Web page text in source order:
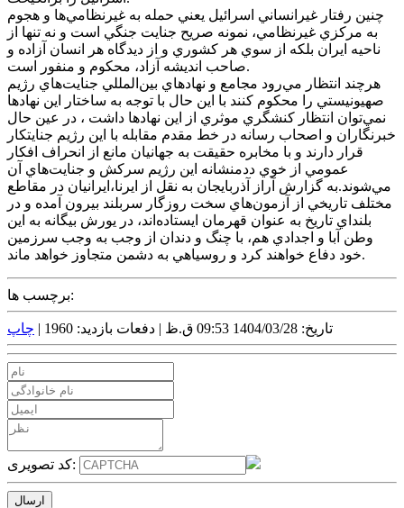
چنين رفتار غيرانساني اسرائيل يعني حمله به غيرنظامي‌ها و هجوم
به مرکزي غيرنظامي، نمونه صريح جنايت جنگي است و نه تنها از
ناحيه ايران بلکه از سوي هر کشوري و از ديدگاه هر انسان آزاده و
صاحب انديشه آزاد، محکوم و منفور است.
هرچند انتظار مي‌رود مجامع و نهادهاي بين‌المللي جنايت‌هاي رژيم
صهيونيستي را محکوم کنند با اين حال با توجه به ساختار اين نهادها
نمي‌توان انتظار کنشگري موثري از اين نهادها داشت ، در عين حال
خبرنگاران و اصحاب رسانه در خط مقدم مقابله با اين رژيم جنايتکار
قرار دارند و با مخابره حقيقت به جهانيان مانع از انحراف افکار
عمومي از خوي ددمنشانه اين رژيم سرکش و جنايت‌هاي آن
مي‌شوند.به گزارش آراز آذربايجان به نقل از ايرنا،ايرانيان در مقاطع
مختلف تاريخي از آزمون‌هاي سخت روزگار سربلند بيرون آمده و در
بلنداي تاريخ به عنوان قهرمان ايستاده‌اند، در يورش بيگانه به اين
وطن آبا و اجدادي هم، با چنگ و دندان از وجب به وجب سرزمين
خود دفاع خواهند کرد و روسياهي به دشمن متجاوز خواهد ماند.
برچسب ها:
تاریخ: 1404/03/28 09:53 ق.ظ | دفعات بازدید: 1960 | چاپ
کد تصویری: